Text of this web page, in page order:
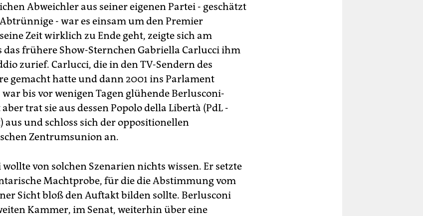
Abweichler aus seiner eigenen Partei - geschätzt
- war es einsam um den Premier
Zeit wirklich zu Ende geht, zeigte sich am
das frühere Show-Sternchen Gabriella Carlucci ihm
zurief. Carlucci, die in den TV-Sendern des
gemacht hatte und dann 2001 ins Parlament
bis vor wenigen Tagen glühende Berlusconi-
trat sie aus dessen Popolo della Libertà (PdL -
aus und schloss sich der oppositionellen
Zentrumsunion an.
von solchen Szenarien nichts wissen. Er setzte
Machtprobe, für die die Abstimmung vom
Sicht bloß den Auftakt bilden sollte. Berlusconi
Kammer, im Senat, weiterhin über eine